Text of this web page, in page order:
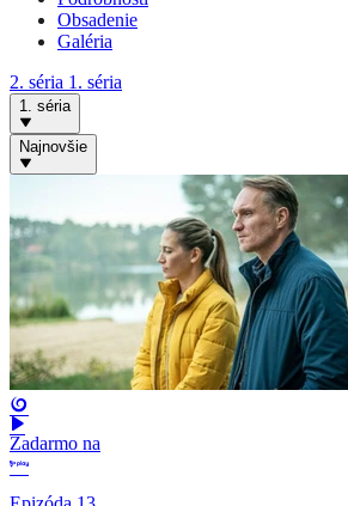
Obsadenie
Galéria
2. séria 1. séria
1. séria
Najnovšie
Zadarmo na